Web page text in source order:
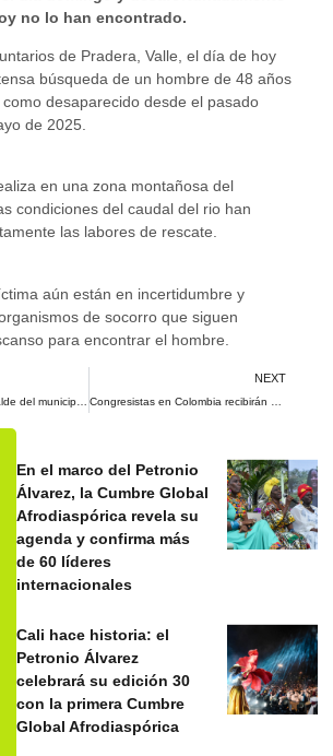
no lo han encontrado.
de Pradera, Valle, el día de hoy
búsqueda de un hombre de 48 años
desaparecido desde el pasado
de 2025.
en una zona montañosa del
condiciones del caudal del rio han
las labores de rescate.
aún están en incertidumbre y
de socorro que siguen
para encontrar el hombre.
Fue capturado el alcalde del municipio de El Cairo por presunta corrupción
NEXT
Congresistas en Colombia recibirán aumento salarial de más de $3 millones en 2025
En el marco del Petronio
Álvarez, la Cumbre Global
Afrodiaspórica revela su
agenda y confirma más
de 60 líderes
internacionales
Cali hace historia: el
Petronio Álvarez
celebrará su edición 30
con la primera Cumbre
Global Afrodiaspórica